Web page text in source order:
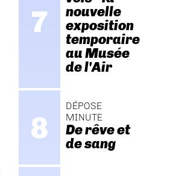
nouvelle
exposition
temporaire
au Musée
de l'Air
DÉPOSE
MINUTE
De rêve et
de sang